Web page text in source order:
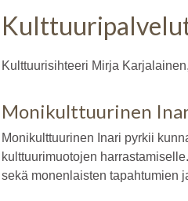
Kulttuurisihteeri Mirja
Monikulttuurinen
Monikulttuurinen Inari pyrkii
kulttuurimuotojen
sekä monenlaisten tapahtumien